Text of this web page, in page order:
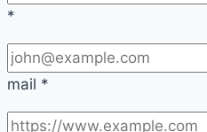
*
mail *